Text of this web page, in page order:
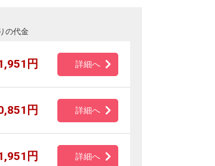
の代金
円 詳細へ
円 詳細へ
円 詳細へ